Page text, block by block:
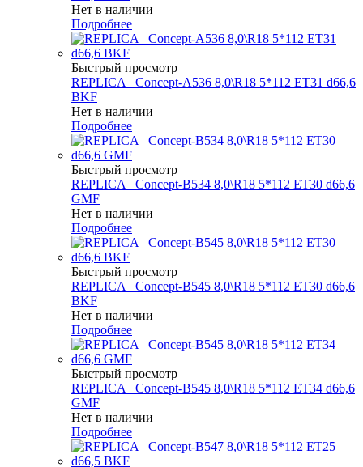
Нет в наличии
Подробнее
Быстрый просмотр
REPLICA _Concept-A536 8,0\R18 5*112 ET31 d66,6
BKF
Нет в наличии
Подробнее
Быстрый просмотр
REPLICA _Concept-B534 8,0\R18 5*112 ET30 d66,6
GMF
Нет в наличии
Подробнее
Быстрый просмотр
REPLICA _Concept-B545 8,0\R18 5*112 ET30 d66,6
BKF
Нет в наличии
Подробнее
Быстрый просмотр
REPLICA _Concept-B545 8,0\R18 5*112 ET34 d66,6
GMF
Нет в наличии
Подробнее